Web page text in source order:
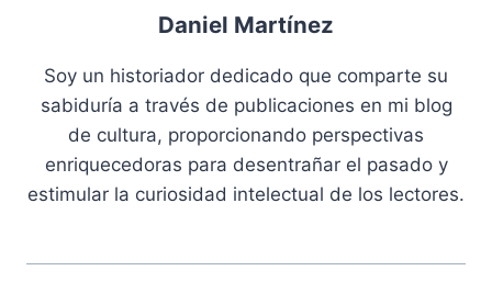
Daniel Martínez
Soy un historiador dedicado que comparte su
sabiduría a través de publicaciones en mi blog
de cultura, proporcionando perspectivas
enriquecedoras para desentrañar el pasado y
estimular la curiosidad intelectual de los lectores.